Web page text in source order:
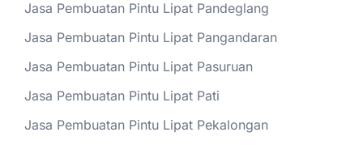
Jasa Pembuatan Pintu Lipat Pandeglang
Jasa Pembuatan Pintu Lipat Pangandaran
Jasa Pembuatan Pintu Lipat Pasuruan
Jasa Pembuatan Pintu Lipat Pati
Jasa Pembuatan Pintu Lipat Pekalongan